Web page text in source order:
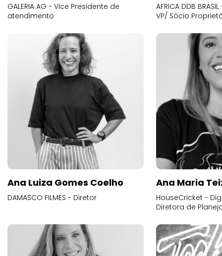
GALERIA AG - Vice Presidente de
atendimento
AFRICA DDB
VP/ Sócio
Ana Luiza Gomes Coelho
DAMASCO FILMES - Diretor
Ana Maria
HouseCricket -
Diretora de